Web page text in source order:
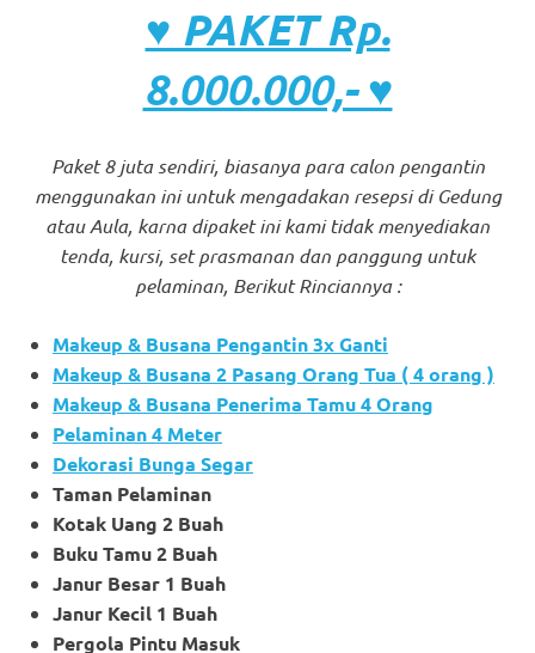
♥ PAKET Rp.
8.000.000,- ♥
Paket 8 juta sendiri, biasanya para calon pengantin
menggunakan ini untuk mengadakan resepsi di Gedung
atau Aula, karna dipaket ini kami tidak menyediakan
tenda, kursi, set prasmanan dan panggung untuk
pelaminan, Berikut Rinciannya :
Makeup & Busana Pengantin 3x Ganti
Makeup & Busana 2 Pasang Orang Tua ( 4 orang )
Makeup & Busana Penerima Tamu 4 Orang
Pelaminan 4 Meter
Dekorasi Bunga Segar
Taman Pelaminan
Kotak Uang 2 Buah
Buku Tamu 2 Buah
Janur Besar 1 Buah
Janur Kecil 1 Buah
Pergola Pintu Masuk